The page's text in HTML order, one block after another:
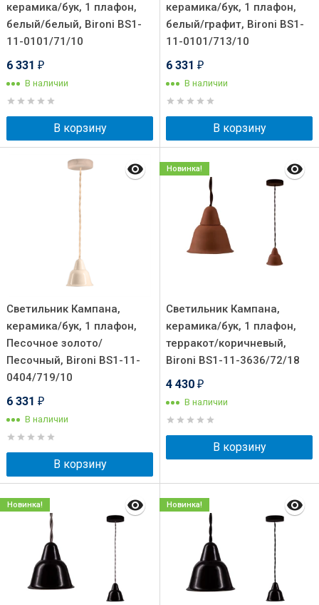
керамика/бук, 1 плафон,
белый/белый, Bironi BS1-
11-0101/71/10
6 331 ₽
В наличии
В корзину
керамика/бук, 1 плафон,
белый/графит, Bironi BS1-
11-0101/713/10
6 331 ₽
В наличии
В корзину
Светильник Кампана,
керамика/бук, 1 плафон,
Песочное золото/
Песочный, Bironi BS1-11-
0404/719/10
6 331 ₽
В наличии
В корзину
Светильник Кампана,
керамика/бук, 1 плафон,
терракот/коричневый,
Bironi BS1-11-3636/72/18
4 430 ₽
В наличии
В корзину
Новинка!
Новинка! Новинка!